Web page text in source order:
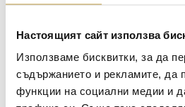
Настоящият сайт използва
Използваме бисквитки, за да
съдържанието и рекламите, да
функции на социални медии и
храната, която обичам.
дома си в Ню Делхи, всяка
събуждам с прясно
Цветът, миризмата,
всичко това го превръща